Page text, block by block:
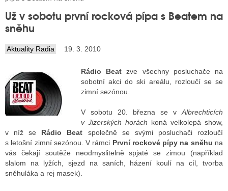
TISK
RADIA
RÁDIÍ
RÁDIÍ
VYSÍLAČE
TELEVIZE
TELEVIZÍ
Už v sobotu první rocková pípa s Beatem na
sněhu
Aktuality Radia 19. 3. 2010
Rádio Beat zve všechny posluchače na
sobotní akci do ski areálu, rozloučí se se
zimní sezónou.
V sobotu 20. března se v Albrechticích
v Jizerských horách koná velkolepá show,
v níž se Rádio Beat společně se svými posluchači rozloučí
s letošní zimní sezónou. V rámci První rockové pípy na sněhu na
vás čekají soutěže neodmyslitelně spjaté se zimou (například
slalom na lyžích, sjezd na saních, házení koulí na cíl, tvorba
sněhuláka a rej masek).